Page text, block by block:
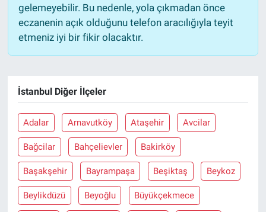
gelemeyebilir. Bu nedenle, yola çıkmadan önce
eczanenin açık olduğunu telefon aracılığıyla teyit
etmeniz iyi bir fikir olacaktır.
İstanbul Diğer İlçeler
Adalar Arnavutköy Ataşehir Avcilar
Bağcilar Bahçelievler Bakirköy
Başakşehir Bayrampaşa Beşiktaş Beykoz
Beylikdüzü Beyoğlu Büyükçekmece